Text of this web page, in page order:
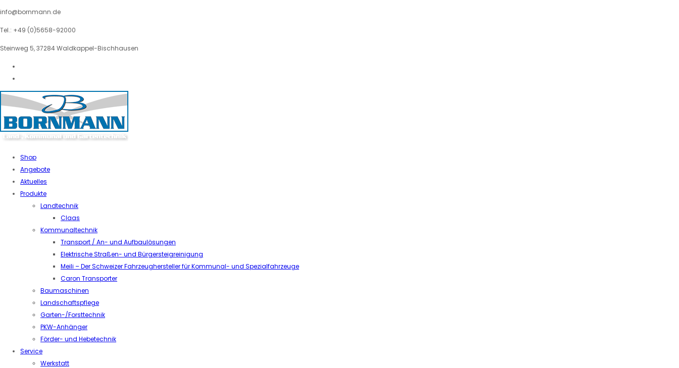
info@bornmann.de
Tel.: +49 (0)5658-92000
Steinweg 5, 37284 Waldkappel-Bischhausen
Shop
Angebote
Aktuelles
Produkte
Landtechnik
Claas
Kommunaltechnik
Transport / An- und Aufbaulösungen
Elektrische Straßen- und Bürgersteigreinigung
Meili – Der Schweizer Fahrzeughersteller für Kommunal- und Spezialfahrzeuge
Caron Transporter
Baumaschinen
Landschaftspflege
Garten-/Forsttechnik
PKW-Anhänger
Förder- und Hebetechnik
Service
Werkstatt